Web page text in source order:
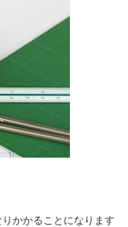
かかることになります